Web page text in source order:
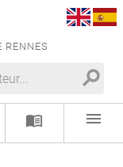
RENNES
search
menu_book menu